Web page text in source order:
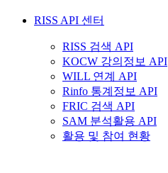
RISS API 센터
RISS 검색 API
KOCW 강의정보 API
WILL 연계 API
Rinfo 통계정보 API
FRIC 검색 API
SAM 분석활용 API
활용 및 참여 현황